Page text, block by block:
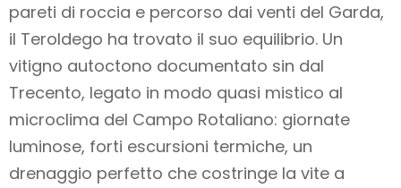
pareti di roccia e percorso dai venti del Garda,
il Teroldego ha trovato il suo equilibrio. Un
vitigno autoctono documentato sin dal
Trecento, legato in modo quasi mistico al
microclima del Campo Rotaliano: giornate
luminose, forti escursioni termiche, un
drenaggio perfetto che costringe la vite a